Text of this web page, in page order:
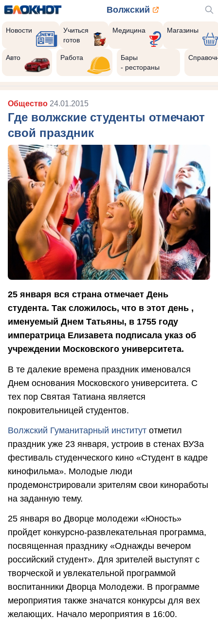
Волжский
Новости
Учиться
готов
Медицина Магазины
Авто Работа
Бары
- рестораны
Общество 24.01.2015
Где волжские студенты отмечают
свой праздник
25 января вся страна отмечает День
студента. Так сложилось, что в этот день ,
именуемый Днем Татьяны, в 1755 году
императрица Елизавета подписала указ об
учреждении Московского университета.
В те далекие времена праздник именовался
Днем основания Московского университета. С
тех пор Святая Татиана является
покровительницей студентов.
Волжский Гуманитарный институт отметил
праздник уже 23 января, устроив в стенах ВУЗа
фестиваль студенческого кино «Студент в кадре
кинофильма». Молодые люди
продемонстрировали зрителям свои киноработы
на заданную тему.
25 января во Дворце молодежи «Юность»
пройдет конкурсно-развлекательная программа,
посвященная празднику «Однажды вечером
российский студент». Для зрителей выступят с
творческой и увлекательной программой
воспитанники Дворца Молодежи. В программе
мероприятия также значатся конкурсы для вех
желающих. Начало мероприятия в 16:00.